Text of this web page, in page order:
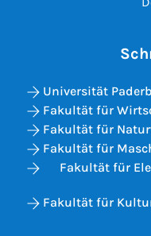
Universität
Fakultät für
Fakultät für
Fakultät für
Fakultät für
Fakultät für